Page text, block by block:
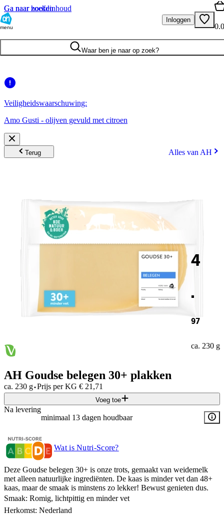
Ga naar hoofdinhoud
Ga naar zoeken
menu
Inloggen
Waar ben je naar op zoek?
Veiligheidswaarschuwing:
Amo Gusti - olijven gevuld met citroen
Terug Alles van AH
4
.
97
ca. 230 g
AH Goudse belegen 30+ plakken
ca. 230 g·Prijs per KG € 21,71
Voeg toe
Na levering
minimaal 13 dagen houdbaar
Wat is Nutri-Score?
Deze Goudse belegen 30+ is onze trots, gemaakt van weidemelk
met alleen natuurlijke ingrediënten. De kaas is minder vet dan 48+
kaas, maar de smaak is minstens zo lekker! Bewust genieten dus.
Smaak: Romig, lichtpittig en minder vet
Herkomst: Nederland